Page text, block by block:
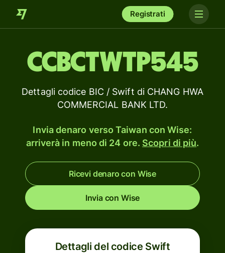
Registrati
CCBCTWTP545
Dettagli codice BIC / Swift di CHANG HWA
COMMERCIAL BANK LTD.
Invia denaro verso Taiwan con Wise:
arriverà in meno di 24 ore. Scopri di più.
Ricevi denaro con Wise
Invia con Wise
Dettagli del codice Swift